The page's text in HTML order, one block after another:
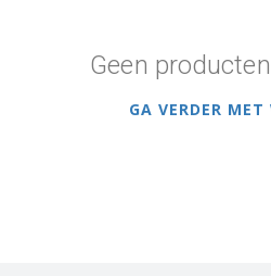
Geen
GA VERDER MET